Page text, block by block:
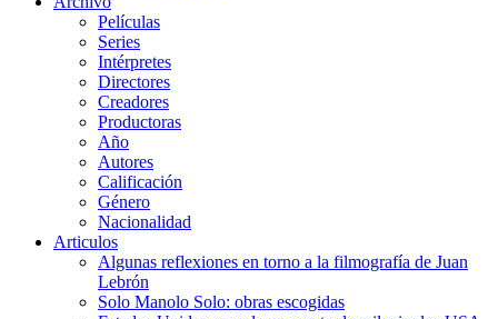
Películas
Series
Intérpretes
Directores
Creadores
Productoras
Año
Autores
Calificación
Género
Nacionalidad
Articulos
Algunas reflexiones en torno a la filmografía de Juan
Lebrón
Solo Manolo Solo: obras escogidas